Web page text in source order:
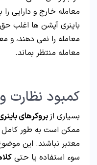
معامله خارج و دارایی
باینری آپشن ها اغلب
معامله را نمی دهند، و
معامله منتظر بماند.
کمبود نظارت
بسیاری ازبروکرهای
ممکن است به طور کامل
معتبر نباشند. این
سوء استفاده یا حتی